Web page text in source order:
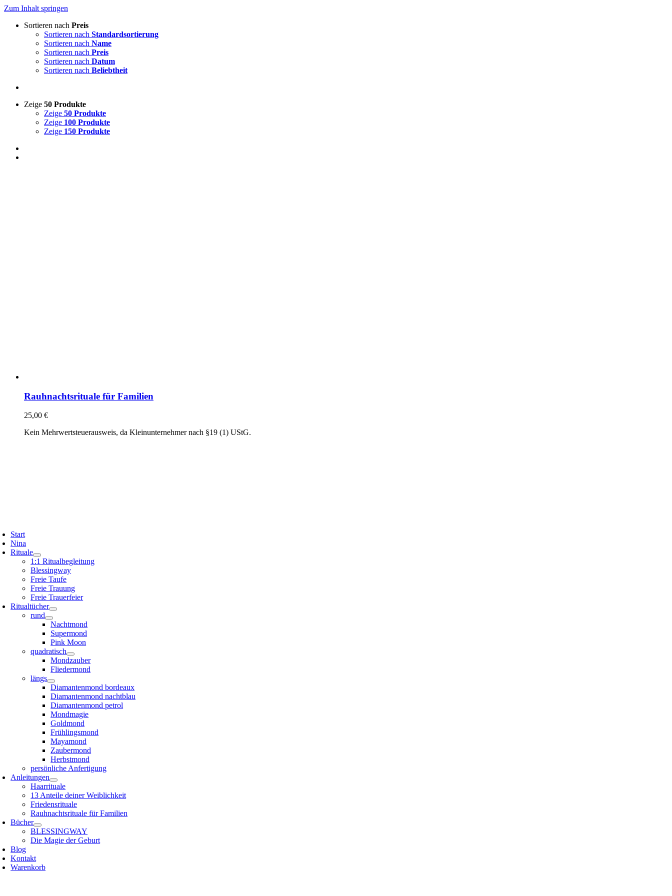
Zum Inhalt springen
Start
Nina
Rituale
1:1 Ritualbegleitung
Blessingway
Freie Taufe
Freie Trauung
Freie Trauerfeier
Ritualtücher
rund
Nachtmond
Supermond
Pink Moon
quadratisch
Mondzauber
Fliedermond
längs
Diamantenmond bordeaux
Diamantenmond nachtblau
Diamantenmond petrol
Mondmagie
Goldmond
Frühlingsmond
Mayamond
Zaubermond
Herbstmond
persönliche Anfertigung
Anleitungen
Haarrituale
13 Anteile deiner Weiblichkeit
Friedensrituale
Rauhnachtsrituale für Familien
Bücher
BLESSINGWAY
Die Magie der Geburt
Blog
Kontakt
Warenkorb
Sortieren nach Preis
Sortieren nach Standardsortierung
Sortieren nach Name
Sortieren nach Preis
Sortieren nach Datum
Sortieren nach Beliebtheit
Zeige 50 Produkte
Zeige 50 Produkte
Zeige 100 Produkte
Zeige 150 Produkte
Rauhnachtsrituale für Familien
25,00 €
Kein Mehrwertsteuerausweis, da Kleinunternehmer nach §19 (1) UStG.